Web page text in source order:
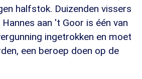
halfstok. Duizenden vissers
aan 't Goor is één van
ingetrokken en moet
een beroep doen op de